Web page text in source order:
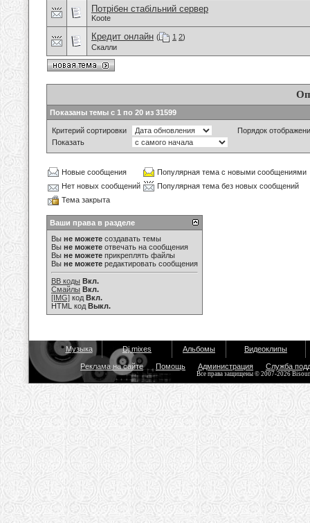
Потрібен стабільний сервер
Koote
Кредит онлайн ( 1 2)
Скалли
Показаны темы с 1 по 20 из 31599
Критерий сортировки
Порядок
Показать
Новые сообщения
Популярная тема с новыми сообщениями
Нет новых сообщений
Популярная тема без новых сообщений
Тема закрыта
Ваши права в разделе
Вы не можете создавать темы
Вы не можете отвечать на сообщения
Вы не можете прикреплять файлы
Вы не можете редактировать сообщения
BB коды Вкл.
Смайлы Вкл.
[IMG] код Вкл.
HTML код Выкл.
Музыка Dj mixes Альбомы Видеоклипы
Реклама на сайте Помощь Администрация Служба
Все права защищены © 2007-2026